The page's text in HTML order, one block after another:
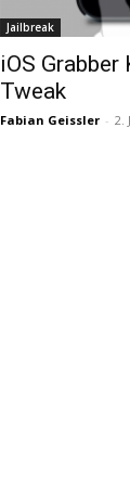
Jailbreak
iOS
Tweak
Fabian Geissler - 2.